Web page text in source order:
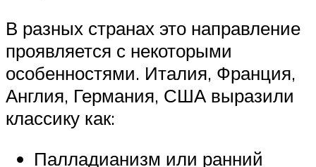
В разных странах это направление
проявляется с некоторыми
особенностями. Италия, Франция,
Англия, Германия, США выразили
классику как:
Палладианизм или ранний